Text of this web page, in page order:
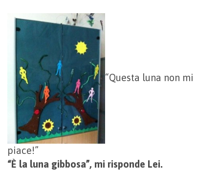
“Questa luna non mi
piace!”
“È la luna gibbosa”, mi risponde Lei.